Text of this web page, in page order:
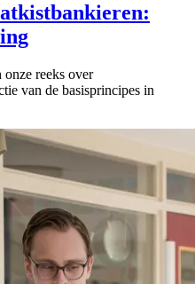
reeks over
van de basisprincipes in